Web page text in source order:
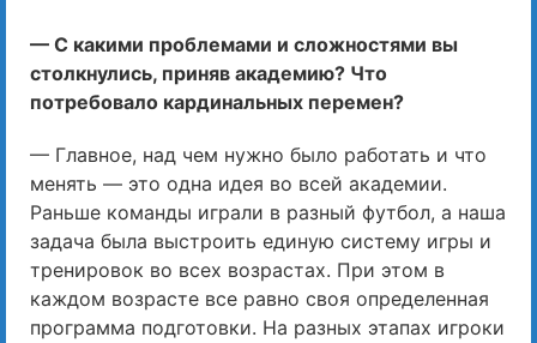
— С какими проблемами и сложностями вы
столкнулись, приняв академию? Что
потребовало кардинальных перемен?
— Главное, над чем нужно было работать и что
менять — это одна идея во всей академии.
Раньше команды играли в разный футбол, а наша
задача была выстроить единую систему игры и
тренировок во всех возрастах. При этом в
каждом возрасте все равно своя определенная
программа подготовки. На разных этапах игроки